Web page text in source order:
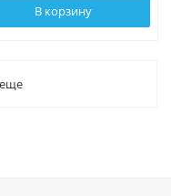
В корзину